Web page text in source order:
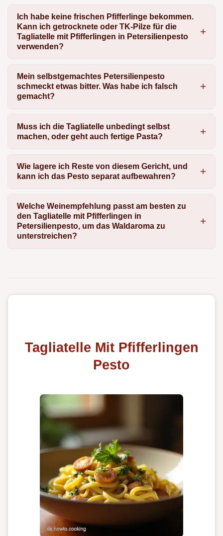
Ich habe keine frischen Pfifferlinge bekommen.
Kann ich getrocknete oder TK-Pilze für die
Tagliatelle mit Pfifferlingen in Petersilienpesto
verwenden?
Mein selbstgemachtes Petersilienpesto
schmeckt etwas bitter. Was habe ich falsch
gemacht?
Muss ich die Tagliatelle unbedingt selbst
machen, oder geht auch fertige Pasta?
Wie lagere ich Reste von diesem Gericht, und
kann ich das Pesto separat aufbewahren?
Welche Weinempfehlung passt am besten zu
den Tagliatelle mit Pfifferlingen in
Petersilienpesto, um das Waldaroma zu
unterstreichen?
Tagliatelle Mit Pfifferlingen
Pesto